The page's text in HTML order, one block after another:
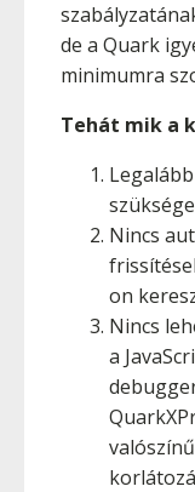
de a Quark
minimumra
Tehát mik a
Nincs
on
Nincs
a